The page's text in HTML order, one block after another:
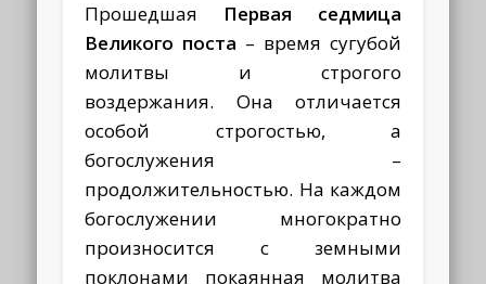
Прошедшая Первая седмица
Великого поста – время сугубой
молитвы и строгого
воздержания. Она отличается
особой строгостью, а
богослужения –
продолжительностью. На каждом
богослужении многократно
произносится с земными
поклонами покаянная молитва